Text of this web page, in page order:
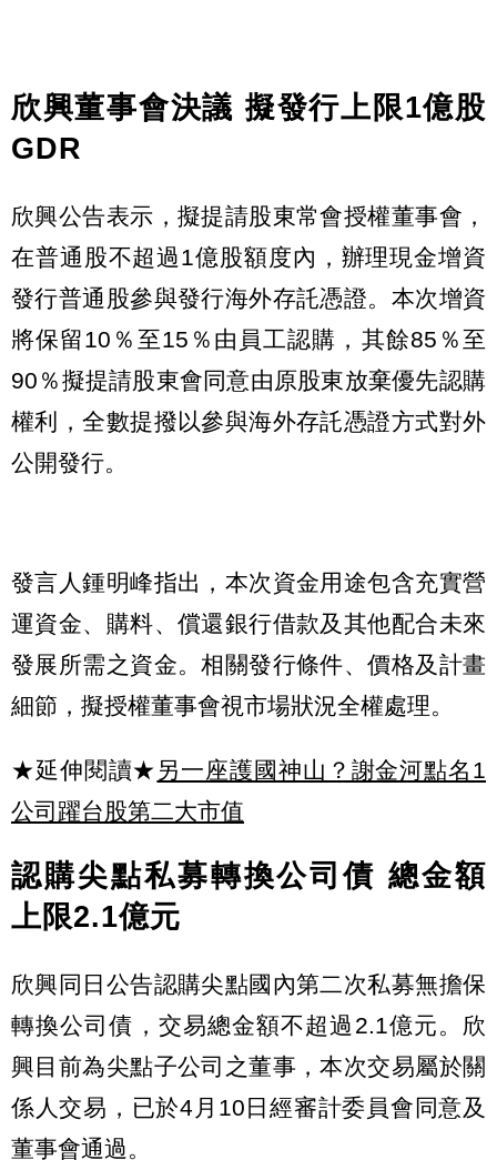
欣興董事會決議 擬發行上限1億股
GDR
欣興公告表示，擬提請股東常會授權董事會，
在普通股不超過1億股額度內，辦理現金增資
發行普通股參與發行海外存託憑證。本次增資
將保留10％至15％由員工認購，其餘85％至
90％擬提請股東會同意由原股東放棄優先認購
權利，全數提撥以參與海外存託憑證方式對外
公開發行。
發言人鍾明峰指出，本次資金用途包含充實營
運資金、購料、償還銀行借款及其他配合未來
發展所需之資金。相關發行條件、價格及計畫
細節，擬授權董事會視市場狀況全權處理。
★延伸閱讀★ 另一座護國神山？謝金河點名1
公司躍台股第二大市值
認購尖點私募轉換公司債 總金額
上限2.1億元
欣興同日公告認購尖點國內第二次私募無擔保
轉換公司債，交易總金額不超過2.1億元。欣
興目前為尖點子公司之董事，本次交易屬於關
係人交易，已於4月10日經審計委員會同意及
董事會通過。